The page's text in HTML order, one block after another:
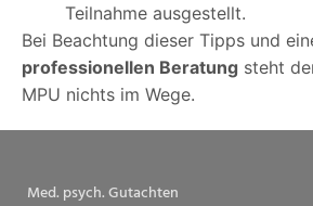
Teilnahme ausgestellt.
Bei Beachtung dieser Tipps und
professionellen Beratung steht
MPU nichts im Wege.
Med. psych. Gutachten